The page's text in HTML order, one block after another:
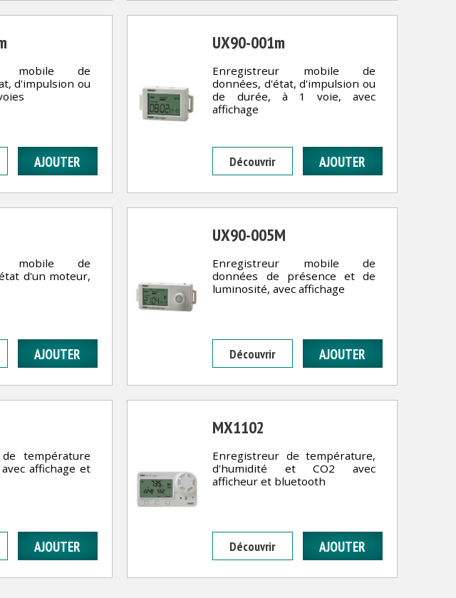
mobile de
d'impulsion ou
UX90-001m
Enregistreur mobile de
données, d'état, d'impulsion ou
de durée, à 1 voie, avec
affichage
Découvrir
mobile de
d'un moteur,
UX90-005M
Enregistreur mobile de
données de présence et de
luminosité, avec affichage
Découvrir
température
affichage et
MX1102
Enregistreur de température,
d'humidité et CO2 avec
afficheur et bluetooth
Découvrir